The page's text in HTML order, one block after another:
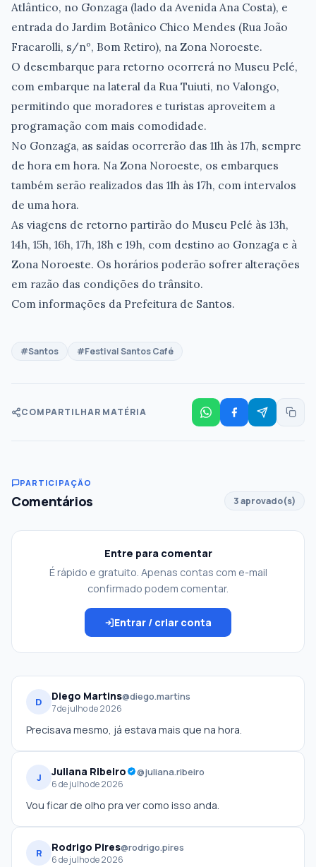
Atlântico, no Gonzaga (lado da Avenida Ana Costa), e
entrada do Jardim Botânico Chico Mendes (Rua João
Fracarolli, s/nº, Bom Retiro), na Zona Noroeste.
O desembarque para retorno ocorrerá no Museu Pelé,
com embarque na lateral da Rua Tuiuti, no Valongo,
permitindo que moradores e turistas aproveitem a
programação com mais comodidade.
No Gonzaga, as saídas ocorrerão das 11h às 17h, sempre
de hora em hora. Na Zona Noroeste, os embarques
também serão realizados das 11h às 17h, com intervalos
de uma hora.
As viagens de retorno partirão do Museu Pelé às 13h,
14h, 15h, 16h, 17h, 18h e 19h, com destino ao Gonzaga e à
Zona Noroeste. Os horários poderão sofrer alterações
em razão das condições do trânsito.
Com informações da Prefeitura de Santos.
#Santos #Festival Santos Café
COMPARTILHAR MATÉRIA
PARTICIPAÇÃO
Comentários 3 aprovado(s)
Entre para comentar
É rápido e gratuito. Apenas contas com e-mail
confirmado podem comentar.
Entrar / criar conta
D Diego Martins@diego.martins
7 de julho de 2026
Precisava mesmo, já estava mais que na hora.
J Juliana Ribeiro @juliana.ribeiro
6 de julho de 2026
Vou ficar de olho pra ver como isso anda.
R Rodrigo Pires@rodrigo.pires
6 de julho de 2026